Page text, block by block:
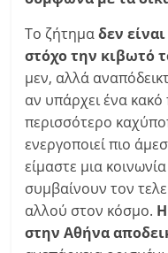
Το ζήτημαδεν
στόχο την κιβωτό
μεν, αλλά
αν υπάρχει ένα
περισσότερο
ενεργοποιεί πιο
είμαστε μια
συμβαίνουν τον
αλλού στον κόσμο.
στην Αθήνα